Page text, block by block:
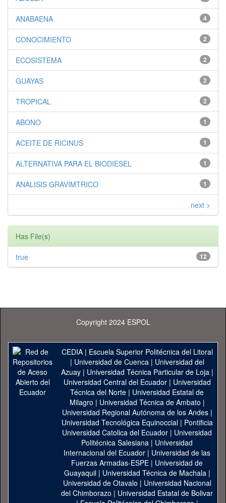
4
ANABAENA
2
CONOCIMIENTO
2
ECOSISTEMA
2
GUAYAS
2
TROPICAL
1
ABONO
1
ACEITE DE RICINUS
1
ALTERNATIVA PARA EL BIODIESEL
1
ANALISIS GRAVIMTRICO
next >
Has File(s)
12
true
Copyright 2024 ESPOL
CEDIA| Escuela Superior Politécnica del Litoral
| Universidad de Cuenca| Universidad del
Azuay| Universidad Técnica Particular de Loja|
Universidad Central del Ecuador| Universidad
Técnica del Norte | Universidad Estatal de
Milagro | Universidad Técnica de Ambato |
Universidad Regional Autónoma de los Andes|
Universidad Tecnológica Equinoccial| Pontificia
Universidad Catolica del Ecuador | Universidad
Politécnica Salesiana | Universidad
Internacional del Ecuador | Universidad de las
Fuerzas Armadas-ESPE | Universidad de
Guayaquil| Universidad Técnica de Machala|
Universidad de Otavalo | Universidad Nacional
del Chimborazo | Universidad Estatal de Bolivar